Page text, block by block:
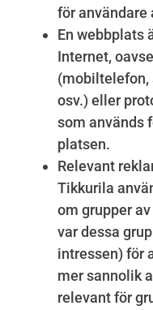
för användare
En webbplats
Internet,
(mobiltelefon,
osv.) eller
som används
platsen.
Relevant
Tikkurila
om grupper
var dessa
intressen) för
mer sannolik
relevant för